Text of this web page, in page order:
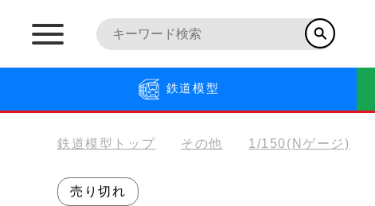
鉄道模型
鉄道模型トップ その他 1/150(Nゲージ)
売り切れ